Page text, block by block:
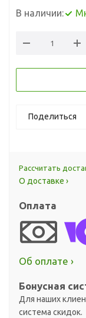
В наличии:
Поделиться
Рассчитать
О доставке ›
Оплата
Об оплате ›
Бонусная
Для наших
система скидок.